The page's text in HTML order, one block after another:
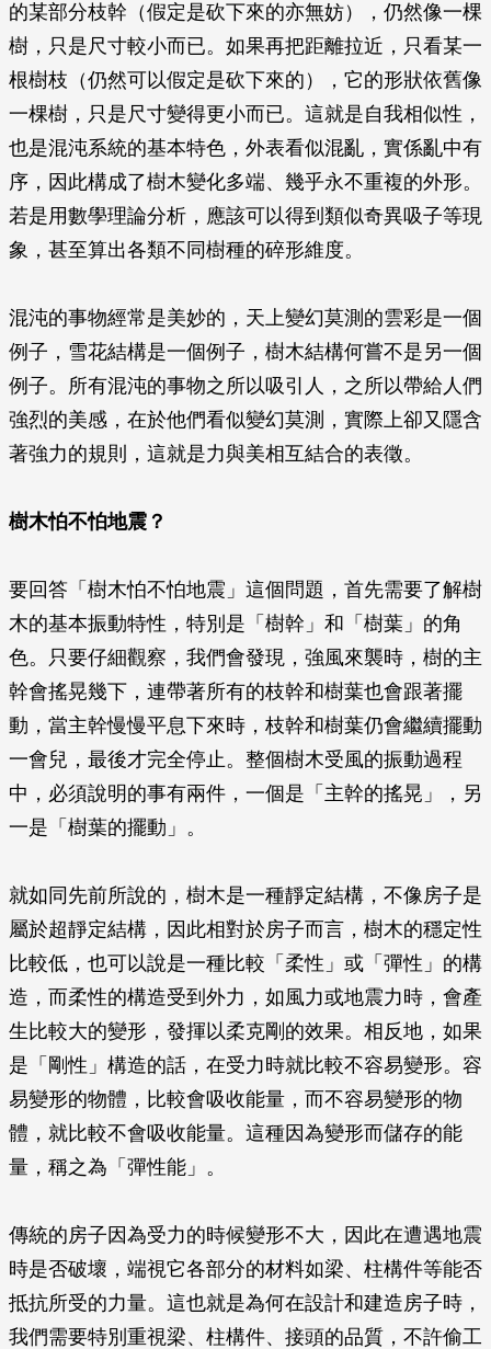
的某部分枝幹（假定是砍下來的亦無妨），仍然像一棵
樹，只是尺寸較小而已。如果再把距離拉近，只看某一
根樹枝（仍然可以假定是砍下來的），它的形狀依舊像
一棵樹，只是尺寸變得更小而已。這就是自我相似性，
也是混沌系統的基本特色，外表看似混亂，實係亂中有
序，因此構成了樹木變化多端、幾乎永不重複的外形。
若是用數學理論分析，應該可以得到類似奇異吸子等現
象，甚至算出各類不同樹種的碎形維度。
混沌的事物經常是美妙的，天上變幻莫測的雲彩是一個
例子，雪花結構是一個例子，樹木結構何嘗不是另一個
例子。所有混沌的事物之所以吸引人，之所以帶給人們
強烈的美感，在於他們看似變幻莫測，實際上卻又隱含
著強力的規則，這就是力與美相互結合的表徵。
樹木怕不怕地震？
要回答「樹木怕不怕地震」這個問題，首先需要了解樹
木的基本振動特性，特別是「樹幹」和「樹葉」的角
色。只要仔細觀察，我們會發現，強風來襲時，樹的主
幹會搖晃幾下，連帶著所有的枝幹和樹葉也會跟著擺
動，當主幹慢慢平息下來時，枝幹和樹葉仍會繼續擺動
一會兒，最後才完全停止。整個樹木受風的振動過程
中，必須說明的事有兩件，一個是「主幹的搖晃」，另
一是「樹葉的擺動」。
就如同先前所說的，樹木是一種靜定結構，不像房子是
屬於超靜定結構，因此相對於房子而言，樹木的穩定性
比較低，也可以說是一種比較「柔性」或「彈性」的構
造，而柔性的構造受到外力，如風力或地震力時，會產
生比較大的變形，發揮以柔克剛的效果。相反地，如果
是「剛性」構造的話，在受力時就比較不容易變形。容
易變形的物體，比較會吸收能量，而不容易變形的物
體，就比較不會吸收能量。這種因為變形而儲存的能
量，稱之為「彈性能」。
傳統的房子因為受力的時候變形不大，因此在遭遇地震
時是否破壞，端視它各部分的材料如梁、柱構件等能否
抵抗所受的力量。這也就是為何在設計和建造房子時，
我們需要特別重視梁、柱構件、接頭的品質，不許偷工